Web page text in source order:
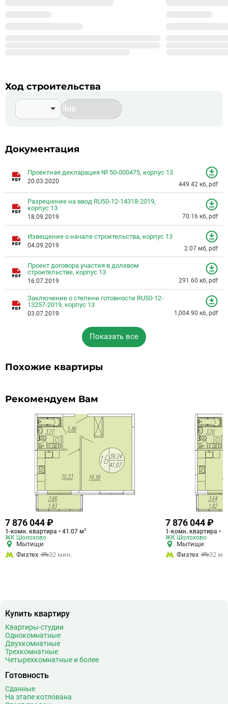
Ход строительства
Документация
Проектная декларация № 50-000475, корпус 13
20.03.2020 449.42 кб, pdf
Разрешение на ввод RU50-12-14318-2019,
корпус 13
18.09.2019 70.16 кб, pdf
Извещение о начале строительства, корпус 13
04.09.2019 2.07 мб, pdf
Проект договора участия в долевом
строительстве, корпус 13
16.07.2019 291.60 кб, pdf
Заключение о степени готовности RU50-12-
13257-2019, корпус 13
03.07.2019 1,004.90 кб, pdf
Показать все
Похожие квартиры
Рекомендуем Вам
7 876 044 ₽
1-комн. квартира • 41.07 м2
ЖК Шолохово
Мытищи
Физтех
32 мин.
7 876 044 ₽
1-комн. квартира •
ЖК Шолохово
Мытищи
Физтех
32
Купить квартиру
Квартиры-студии
Однокомнатные
Двухкомнатные
Трехкомнатные
Четырехкомнатные и более
Готовность
Сданные
На этапе котлована